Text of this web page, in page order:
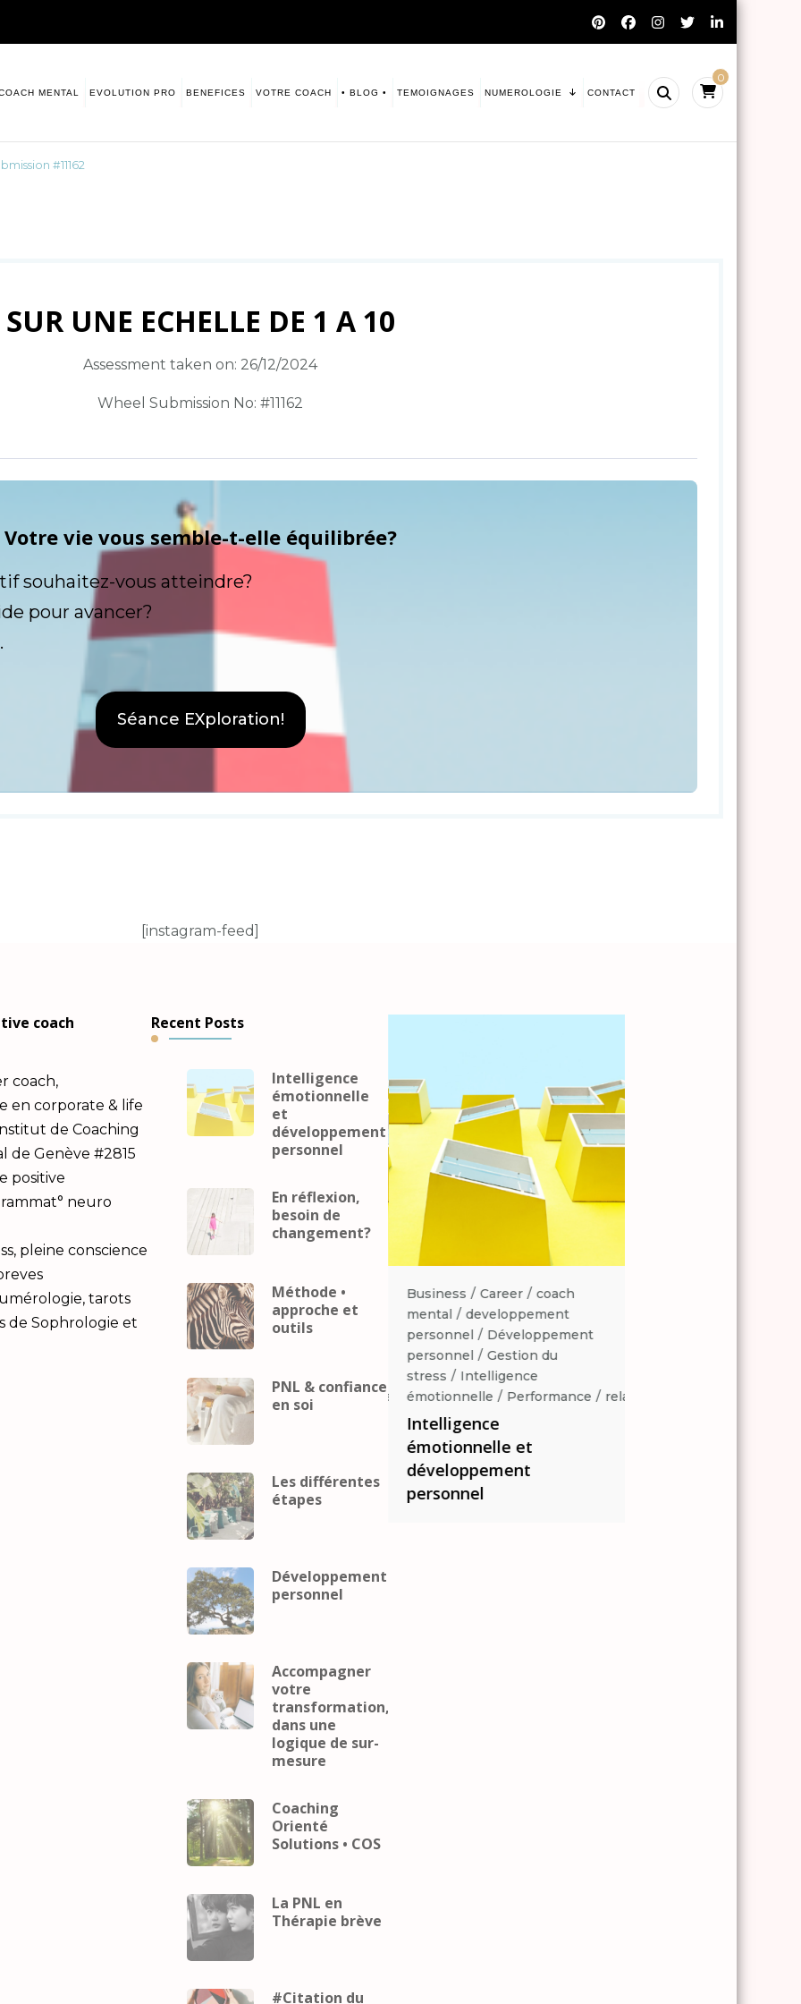
MENTAL EVOLUTION PRO BENEFICES VOTRE COACH • BLOG • TEMOIGNAGES NUMEROLOGIE CONTACT
0
#11162
SUR UNE ECHELLE DE 1 A 10
Assessment taken on: 26/12/2024
Wheel Submission No: #11162
Votre vie vous semble-t-elle équilibrée?
souhaitez-vous atteindre?
pour avancer?
Séance EXploration!
[instagram-feed]
coach
coach,
en corporate & life
de Coaching
de Genève #2815
positive
neuro
pleine conscience
tarots
de Sophrologie et
Recent Posts
Intelligence
émotionnelle
et
développement
personnel
En réflexion,
besoin de
changement?
Méthode •
approche et
outils
PNL & confiance
en soi
Les différentes
étapes
Développement
personnel
Accompagner
votre
transformation,
dans une
logique de sur-
mesure
Coaching
Orienté
Solutions • COS
La PNL en
Thérapie brève
#Citation du
Career
coach
developpement
Développement
relaxation
Business Career
coach
mental
developpement
personnel
Développement
personnel
Gestion du
stress
Intelligence
émotionnelle
Performance relaxation
Intelligence
émotionnelle et
développement
personnel
Business Career
coach
mental
developpement
personnel
Développement
personnel
Gestion du
stress
Intelligence
émotionnelle
Performance relaxation
Intelligence
émotionnelle et
développement
personnel